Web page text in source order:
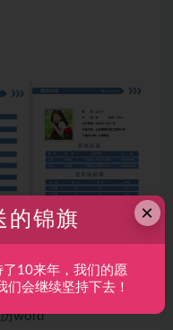
word
×
的锦旗
了10来年，我们的愿
们会继续坚持下去！